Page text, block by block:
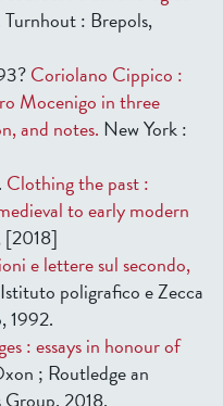
Turnhout : Brepols,
Coriolano Cippico :
Mocenigo in three
and notes. New York :
Clothing the past :
to early modern
[2018]
e lettere sul secondo,
poligrafico e Zecca
1992.
: essays in honour of
; Routledge an